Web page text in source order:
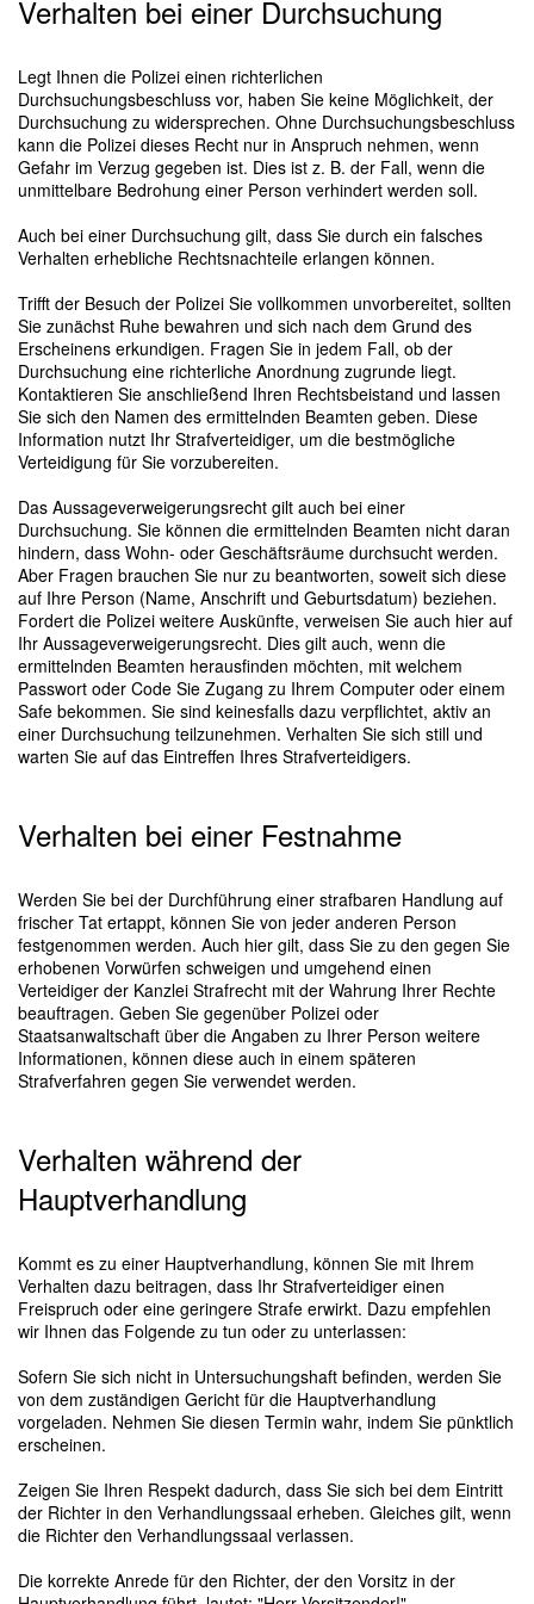
Verhalten bei einer Durchsuchung
Legt Ihnen die Polizei einen richterlichen
Durchsuchungsbeschluss vor, haben Sie keine Möglichkeit, der
Durchsuchung zu widersprechen. Ohne Durchsuchungsbeschluss
kann die Polizei dieses Recht nur in Anspruch nehmen, wenn
Gefahr im Verzug gegeben ist. Dies ist z. B. der Fall, wenn die
unmittelbare Bedrohung einer Person verhindert werden soll.
Auch bei einer Durchsuchung gilt, dass Sie durch ein falsches
Verhalten erhebliche Rechtsnachteile erlangen können.
Trifft der Besuch der Polizei Sie vollkommen unvorbereitet, sollten
Sie zunächst Ruhe bewahren und sich nach dem Grund des
Erscheinens erkundigen. Fragen Sie in jedem Fall, ob der
Durchsuchung eine richterliche Anordnung zugrunde liegt.
Kontaktieren Sie anschließend Ihren Rechtsbeistand und lassen
Sie sich den Namen des ermittelnden Beamten geben. Diese
Information nutzt Ihr Strafverteidiger, um die bestmögliche
Verteidigung für Sie vorzubereiten.
Das Aussageverweigerungsrecht gilt auch bei einer
Durchsuchung. Sie können die ermittelnden Beamten nicht daran
hindern, dass Wohn- oder Geschäftsräume durchsucht werden.
Aber Fragen brauchen Sie nur zu beantworten, soweit sich diese
auf Ihre Person (Name, Anschrift und Geburtsdatum) beziehen.
Fordert die Polizei weitere Auskünfte, verweisen Sie auch hier auf
Ihr Aussageverweigerungsrecht. Dies gilt auch, wenn die
ermittelnden Beamten herausfinden möchten, mit welchem
Passwort oder Code Sie Zugang zu Ihrem Computer oder einem
Safe bekommen. Sie sind keinesfalls dazu verpflichtet, aktiv an
einer Durchsuchung teilzunehmen. Verhalten Sie sich still und
warten Sie auf das Eintreffen Ihres Strafverteidigers.
Verhalten bei einer Festnahme
Werden Sie bei der Durchführung einer strafbaren Handlung auf
frischer Tat ertappt, können Sie von jeder anderen Person
festgenommen werden. Auch hier gilt, dass Sie zu den gegen Sie
erhobenen Vorwürfen schweigen und umgehend einen
Verteidiger der Kanzlei Strafrecht mit der Wahrung Ihrer Rechte
beauftragen. Geben Sie gegenüber Polizei oder
Staatsanwaltschaft über die Angaben zu Ihrer Person weitere
Informationen, können diese auch in einem späteren
Strafverfahren gegen Sie verwendet werden.
Verhalten während der
Hauptverhandlung
Kommt es zu einer Hauptverhandlung, können Sie mit Ihrem
Verhalten dazu beitragen, dass Ihr Strafverteidiger einen
Freispruch oder eine geringere Strafe erwirkt. Dazu empfehlen
wir Ihnen das Folgende zu tun oder zu unterlassen:
Sofern Sie sich nicht in Untersuchungshaft befinden, werden Sie
von dem zuständigen Gericht für die Hauptverhandlung
vorgeladen. Nehmen Sie diesen Termin wahr, indem Sie pünktlich
erscheinen.
Zeigen Sie Ihren Respekt dadurch, dass Sie sich bei dem Eintritt
der Richter in den Verhandlungssaal erheben. Gleiches gilt, wenn
die Richter den Verhandlungssaal verlassen.
Die korrekte Anrede für den Richter, der den Vorsitz in der